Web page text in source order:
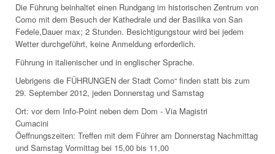
Die Führung beinhaltet einen Rundgang im historischen Zentrum von
Como mit dem Besuch der Kathedrale und der Basilika von San
Fedele,Dauer max; 2 Stunden. Besichtigungstour wird bei jedem
Wetter durchgeführt, keine Anmeldung erforderlich.
Führung in italienischer und in englischer Sprache.
Uebrigens die FÜHRUNGEN der Stadt Como“ finden statt bis zum
29. September 2012, jeden Donnerstag und Samstag
Ort: vor dem Info-Point neben dem Dom - Via Magistri
Cumacini
Öeffnungszeiten: Treffen mit dem Führer am Donnerstag Nachmittag
und Samstag Vormittag bei 15,00 bis 11,00